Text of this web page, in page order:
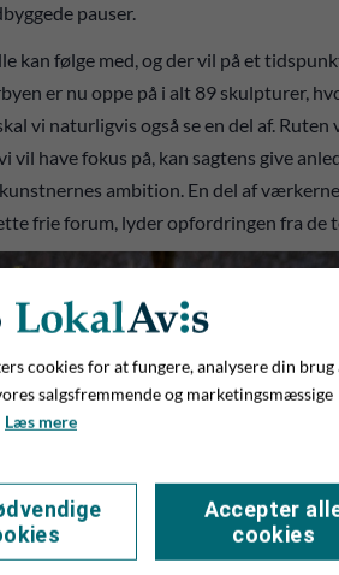
pauser.
kan følge med, og der vil på et
er nu oppe på i alt 89 skulpturer,
vi naturligvis også se en del af.
vil have fokus på, kan sagtens give
ambition. En del af
frie forum, lyder opfordringen fra de
cookies for at fungere, analysere din brug
salgsfremmende og marketingsmæssige
Læs mere
Accepter
cookies